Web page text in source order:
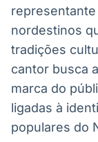
Soluções de
Tecnologia
nordestinos
tradições
cantor busca
marca do
ligadas à
populares do